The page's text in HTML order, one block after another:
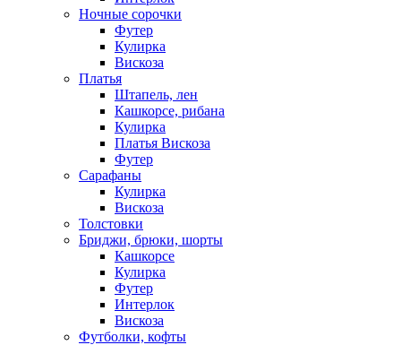
Ночные сорочки
Футер
Кулирка
Вискоза
Платья
Штапель, лен
Кашкорсе, рибана
Кулирка
Платья Вискоза
Футер
Сарафаны
Кулирка
Вискоза
Толстовки
Бриджи, брюки, шорты
Кашкорсе
Кулирка
Футер
Интерлок
Вискоза
Футболки, кофты